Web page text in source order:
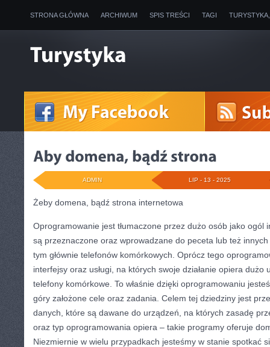
STRONA GŁÓWNA ARCHIWUM SPIS TREŚCI TAGI
LIP - 13 - 2025
ADMIN
Żeby domena, bądź strona internetowa
Oprogramowanie jest tłumaczone przez dużo osób jako ogól
są przeznaczone oraz wprowadzane do peceta lub też
tym głównie telefonów komórkowych. Oprócz tego
interfejsy oraz usługi, na których swoje działanie opiera
telefony komórkowe. To właśnie dzięki oprogramowaniu
góry założone cele oraz zadania. Celem tej dziedziny jest
danych, które są dawane do urządzeń, na których zasadę
oraz typ oprogramowania opiera – takie programy oferuje
Niezmiernie w wielu przypadkach jesteśmy w stanie spotkać